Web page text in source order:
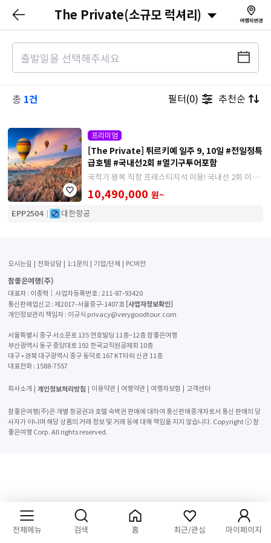
The Private(소규모 럭셔리)
총 1건 추천순
필터(0)
프리미엄
[The Private] 튀르키예 일주 9, 10일 #전일정특
급호텔 #국내선2회 #열기구투어포함
국적기 왕복 직항 프레스티지석 이용! 국내선 2회 이동
과 특급호텔로 편안하고 품격있는 튀르키예 일주
10,490,000 원~
EPP2504 대한항공
오시는길 전화상담 1:1문의 기업/단체 PC버전
참좋은여행(주)
대표자 : 이종혁│사업자등록번호 : 211-87-93420
통신판매업신고 : 제2017-서울중구-1407호 [사업자정보확인]
개인정보관리 책임자 : 이규식 privacy@verygoodtour.com
서울특별시 중구 서소문로 135 연호빌딩 11층~12층 참좋은여행
부산광역시 동구 중앙대로 192 한국교직원공제회 10층
대구 • 경북 대구광역시 중구 동덕로 167 KT타워 신관 11층
대표전화 : 1588-7557
회사소개 개인정보처리방침 이용약관 여행약관 여행자보험 고객센터
참좋은여행(주)은 개별 항공권과 호텔 숙박권 판매에 대하여 통신판매중개자로서 통신 판매의 당
사자가 아니며 해당 상품의 거래 정보 및 거래 등에 대해 책임을 지지 않습니다. Copyright ⓒ 참
좋은여행 Corp. All rights reserved.
전체메뉴 검색 홈 최근/관심 마이페이지